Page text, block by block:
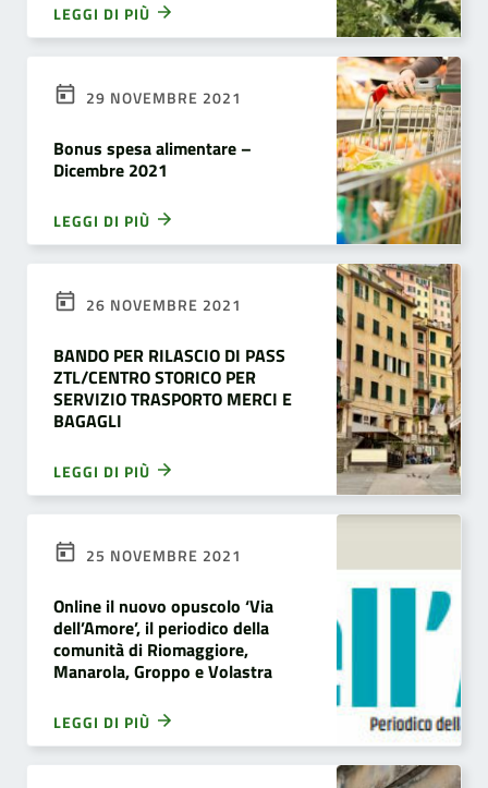
LEGGI DI PIÙ
29 NOVEMBRE 2021
Bonus spesa alimentare –
Dicembre 2021
LEGGI DI PIÙ
26 NOVEMBRE 2021
BANDO PER RILASCIO DI PASS
ZTL/CENTRO STORICO PER
SERVIZIO TRASPORTO MERCI E
BAGAGLI
LEGGI DI PIÙ
25 NOVEMBRE 2021
Online il nuovo opuscolo ‘Via
dell’Amore’, il periodico della
comunità di Riomaggiore,
Manarola, Groppo e Volastra
LEGGI DI PIÙ